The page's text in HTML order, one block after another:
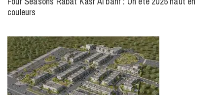
couleurs